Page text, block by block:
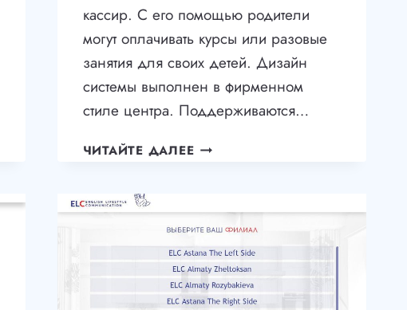
кассир. С его помощью родители
могут оплачивать курсы или разовые
занятия для своих детей. Дизайн
системы выполнен в фирменном
стиле центра. Поддерживаются…
ЧИТАЙТЕ ДАЛЕЕПО
ДЕТСКОГО
ОБРАЗОВАТЕЛЬНОГО
ЦЕНТРА
SMART
KIDS